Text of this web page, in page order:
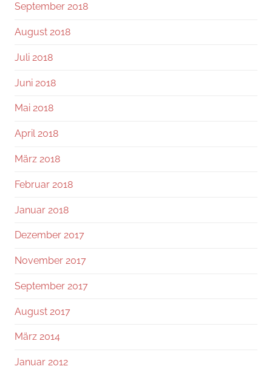
September 2018
August 2018
Juli 2018
Juni 2018
Mai 2018
April 2018
März 2018
Februar 2018
Januar 2018
Dezember 2017
November 2017
September 2017
August 2017
März 2014
Januar 2012